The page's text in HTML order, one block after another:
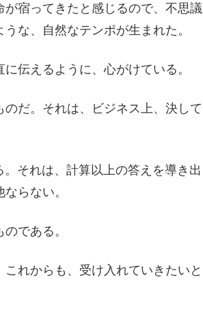
宿ってきたと感じるので、不思議
な、自然なテンポが生まれた。
伝えるように、心がけている。
だ。それは、ビジネス上、決して
それは、計算以上の答えを導き出
らない。
である。
れからも、受け入れていきたいと